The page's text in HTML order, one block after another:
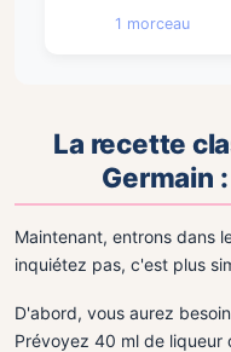
1 morceau
La recette
Germain
Maintenant, entrons dans
inquiétez pas, c'est plus
D'abord, vous aurez
Prévoyez 40 ml de liqueur